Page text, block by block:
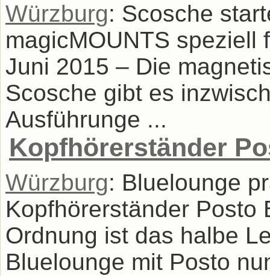
Würzburg: Scosche
magicMOUNTS speziell
Juni 2015 – Die
Scosche gibt es
Ausführunge ...
Kopfhörerständer
Würzburg: Bluelounge
Kopfhörerständer Posto
Ordnung ist das halbe
Bluelounge mit Posto